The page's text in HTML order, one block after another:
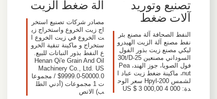
تصنيع وتوريد
آلات ضغط
النفط الصحافة آلة مصنع بئر
نفط مصنع آلة الزيت الهيدرو
ليكي مصنع زيت بذور الفول
السوداني مصنعين 25-30t/D
فول الصويا، جوز الهند، Pea
nut، ماكينة ضغط زيت عباد ا
لشمس Hpyl-200 سعر الوح
دة: US $ 3 000,00 4 000
آلة ضغط الزيت
مصادر شركات تصنيع استخر
اج زيت الخروع واستخراج زي
ت الخروع في زيت الخروع ا
ستخراج و ماكينة تنقية الخرو
ع النفط بذور النباتات للبيع.
Henan Qi'e Grain And Oil
Machinery Co., Ltd. US
$9999.0-50000.0 / مجموعا
ت 1 مجموعات (أدني الطل
ب) الاتص